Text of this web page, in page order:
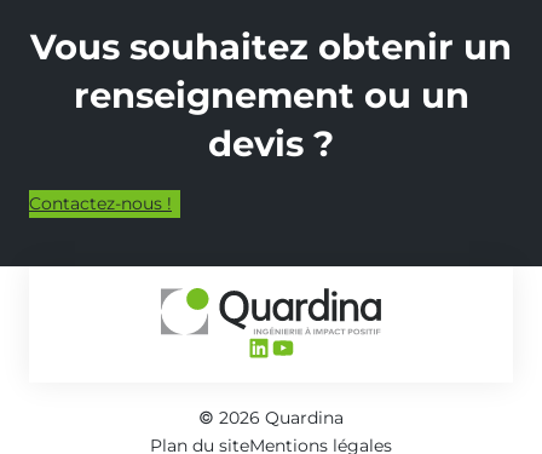
Vous souhaitez obtenir un
renseignement ou un
devis ?
Contactez-nous !
LinkedIn
YouTube
© 2026 Quardina
Plan du siteMentions légales